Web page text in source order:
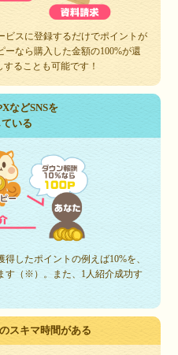
ビスに登録するだけでポイントが
なら購入した金額の100%が還
ることも可能です！
などSNSを
いる
したポイントの例えば10%を、
す（※）。また、1人紹介成功す
スキマ時間がある